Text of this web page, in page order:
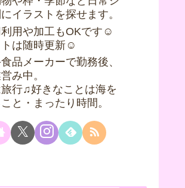
イラストを探せます。
利用や加工もOKです☺
トは随時更新☺
品メーカーで勤務後、
み中。
行♫好きなことは海を
と・まったり時間。